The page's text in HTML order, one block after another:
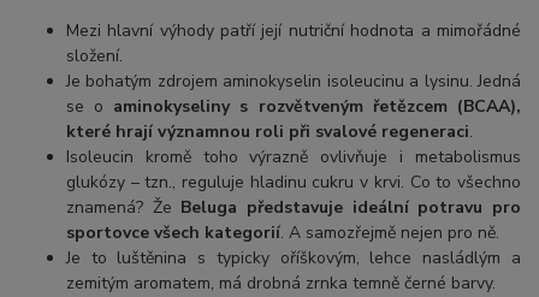
Mezi hlavní výhody patří její nutriční hodnota a mimořádné
složení.
Je bohatým zdrojem aminokyselin isoleucinu a lysinu. Jedná
se o aminokyseliny s rozvětveným řetězcem (BCAA),
které hrají významnou roli při svalové regeneraci.
Isoleucin kromě toho výrazně ovlivňuje i metabolismus
glukózy – tzn., reguluje hladinu cukru v krvi. Co to všechno
znamená? Že Beluga představuje ideální potravu pro
sportovce všech kategorií. A samozřejmě nejen pro ně.
Je to luštěnina s typicky oříškovým, lehce nasládlým a
zemitým aromatem, má drobná zrnka temně černé barvy.